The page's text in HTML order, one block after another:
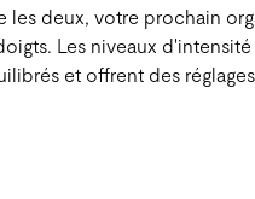
les deux, votre prochain
Les niveaux
et offrent des